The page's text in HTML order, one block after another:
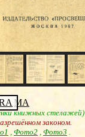
MA
книжных стелажей)
законом.
, Фото2 , Фото3 .